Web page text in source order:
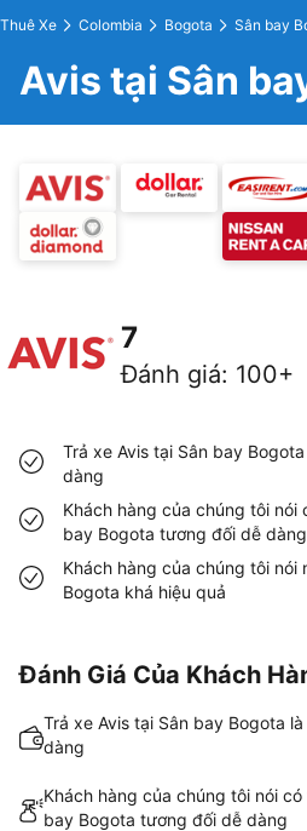
Thuê Xe Colombia Bogota Sân bay
Avis tại Sân
7
Đánh giá: 100+
Trả xe Avis tại Sân bay
dàng
Khách hàng của chúng tôi nói
bay Bogota tương đối dễ dàng
Khách hàng của chúng tôi nói
Bogota khá hiệu quả
Đánh Giá Của Khách
Trả xe Avis tại Sân bay Bogota
dàng
Khách hàng của chúng tôi nói
bay Bogota tương đối dễ dàng